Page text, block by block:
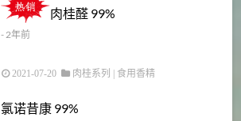
肉桂醛 99%
- 2年前
2021-07-20 肉桂系列 食用香精
氯诺昔康 99%